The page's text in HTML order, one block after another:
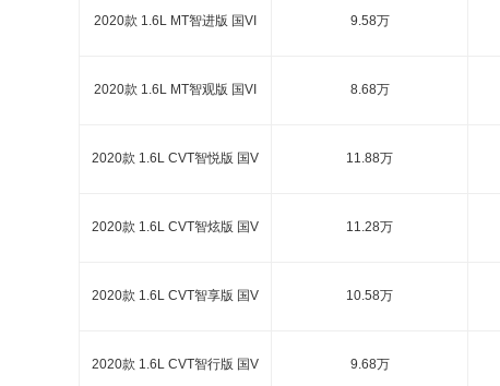
2020款 1.6L MT智进版 国VI 9.58万
2020款 1.6L MT智观版 国VI 8.68万
2020款 1.6L CVT智悦版 国V 11.88万
2020款 1.6L CVT智炫版 国V 11.28万
2020款 1.6L CVT智享版 国V 10.58万
2020款 1.6L CVT智行版 国V 9.68万